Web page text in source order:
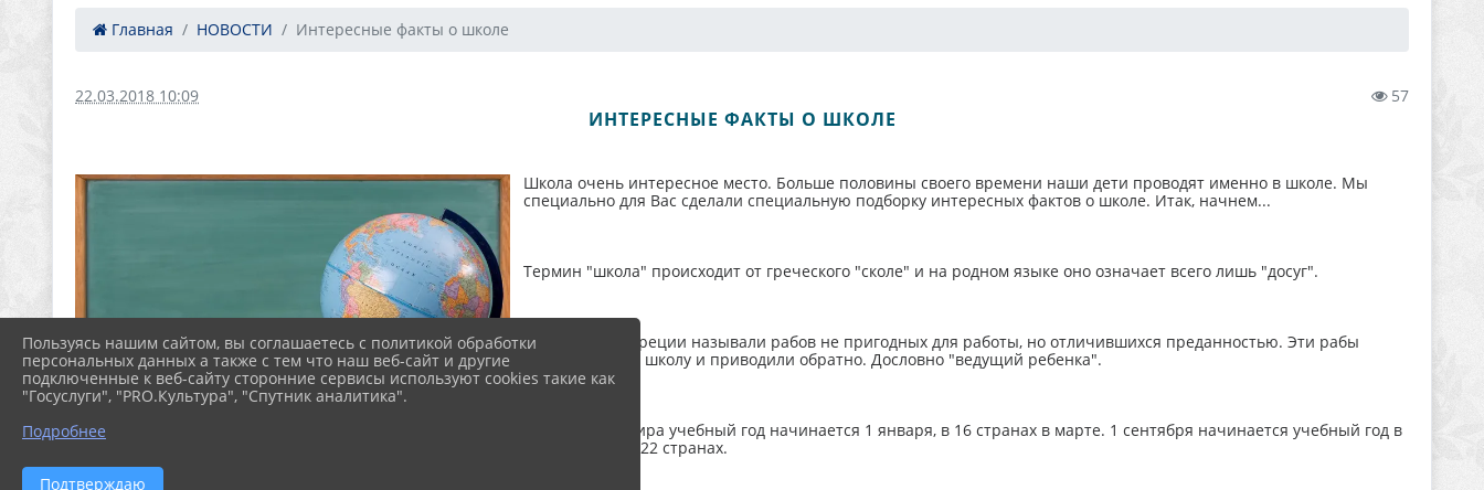
Главная НОВОСТИ Интересные факты о школе
22.03.2018 10:09 57
ИНТЕРЕСНЫЕ ФАКТЫ О ШКОЛЕ
Школа очень интересное место. Больше половины своего времени наши дети проводят именно в школе. Мы
специально для Вас сделали специальную подборку интересных фактов о школе. Итак, начнем...
Термин "школа" происходит от греческого "сколе" и на родном языке оно означает всего лишь "досуг".
Педагогами в Греции называли рабов не пригодных для работы, но отличившихся преданностью. Эти рабы
водили детей в школу и приводили обратно. Дословно "ведущий ребенка".
В 43 странах мира учебный год начинается 1 января, в 16 странах в марте. 1 сентября начинается учебный год в
России и еще 122 странах.
Пользуясь нашим сайтом, вы соглашаетесь с политикой обработки
персональных данных а также с тем что наш веб-сайт и другие
подключенные к веб-сайту сторонние сервисы используют cookies такие как
"Госуслуги", "PRO.Культура", "Спутник аналитика".
Подробнее
Подтверждаю